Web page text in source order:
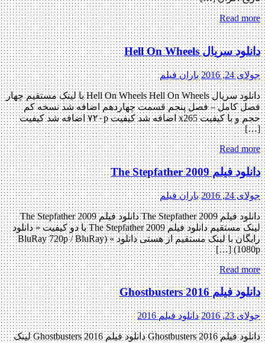
Read more
دانلود سریال Hell On Wheels
جولای 24, 2016 باران فیلم
دانلود سریال Hell On Wheels Hell On Wheels با لینک مستقیم چهار
فصل کامل – فصل پنجم قسمت چهاردهم اضافه شد نسخه کم
حجم و با کیفیت x265 اضافه شد کیفیت ۷۲۰p اضافه شد کیفیت
[…]
Read more
دانلود فیلم The Stepfather 2009
جولای 24, 2016 باران فیلم
دانلود فیلم The Stepfather 2009 دانلود فیلم The Stepfather 2009
لینک مستقیم دانلود فیلم The Stepfather 2009 با دو کیفیت « دانلود
رایگان با لینک مستقیم از هستی دانلود » (BluRay 720p / BluRay
1080p) […]
Read more
دانلود فیلم Ghostbusters 2016
جولای 23, 2016 دانلود فیلم 2016
دانلود فیلم Ghostbusters 2016 دانلود فیلم Ghostbusters 2016 لینک